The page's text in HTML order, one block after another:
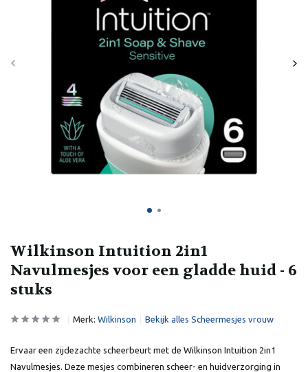
Wilkinson Intuition 2in1
Navulmesjes voor een gladde huid - 6
stuks
Merk: Wilkinson Bekijk alles Scheermesjes vrouw
Ervaar een zijdezachte scheerbeurt met de Wilkinson Intuition 2in1
Navulmesjes. Deze mesjes combineren scheer- en huidverzorging in